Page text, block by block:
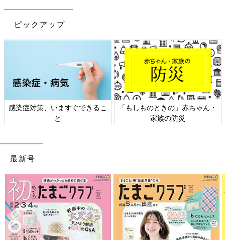
え
青梗菜の酢のもの風 作り方・レシピ 離
乳食完了期1歳 ～1歳6ヶ月ごろ
1歳～1歳6ヶ月ごろから使える、野菜や果物な
どビタミン類を含む食材を使った、体の調子を
整えるビタミンのレシピをご紹介。青梗菜（チ
ンゲンサイ）の酢のもの風
作る前に必ず読んで！＜離乳食のお約束＞
このレシピの離乳食の考え方や材料の下ごしらえ、電子レンジの
使い方などについての注意事項を説明しています。
ピックアップ
感染症対策、いますぐできるこ
と
「もしものときの」赤ちゃん・
家族の防災
最新号